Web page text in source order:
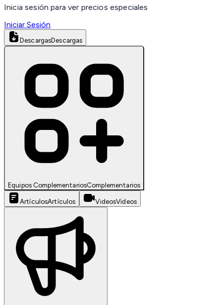
Inicia sesión para ver precios especiales
Iniciar Sesión
DescargasDescargas
Equipos ComplementariosComplementarios
ArtículosArtículos VideosVideos